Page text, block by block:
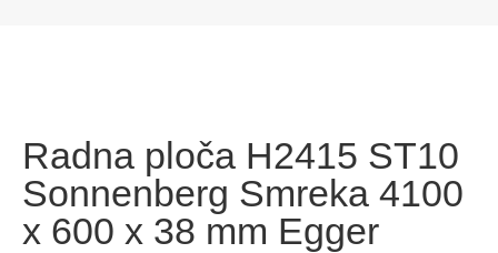
Radna ploča H2415 ST10
Sonnenberg Smreka 4100
x 600 x 38 mm Egger